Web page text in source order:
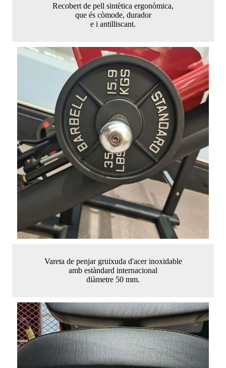
Recobert de pell sintètica ergonòmica,
que és còmode, durador
e i antilliscant.
Vareta de penjar gruixuda d'acer inoxidable
amb estàndard internacional
diàmetre 50 mm.